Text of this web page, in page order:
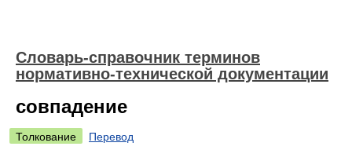
Словарь-справочник терминов
нормативно-технической документации
совпадение
Толкование
Перевод